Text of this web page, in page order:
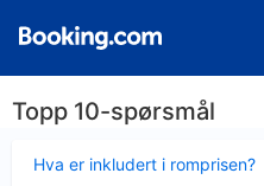
Topp 10-spørsmål
Hva er inkludert i romprisen?
mindre